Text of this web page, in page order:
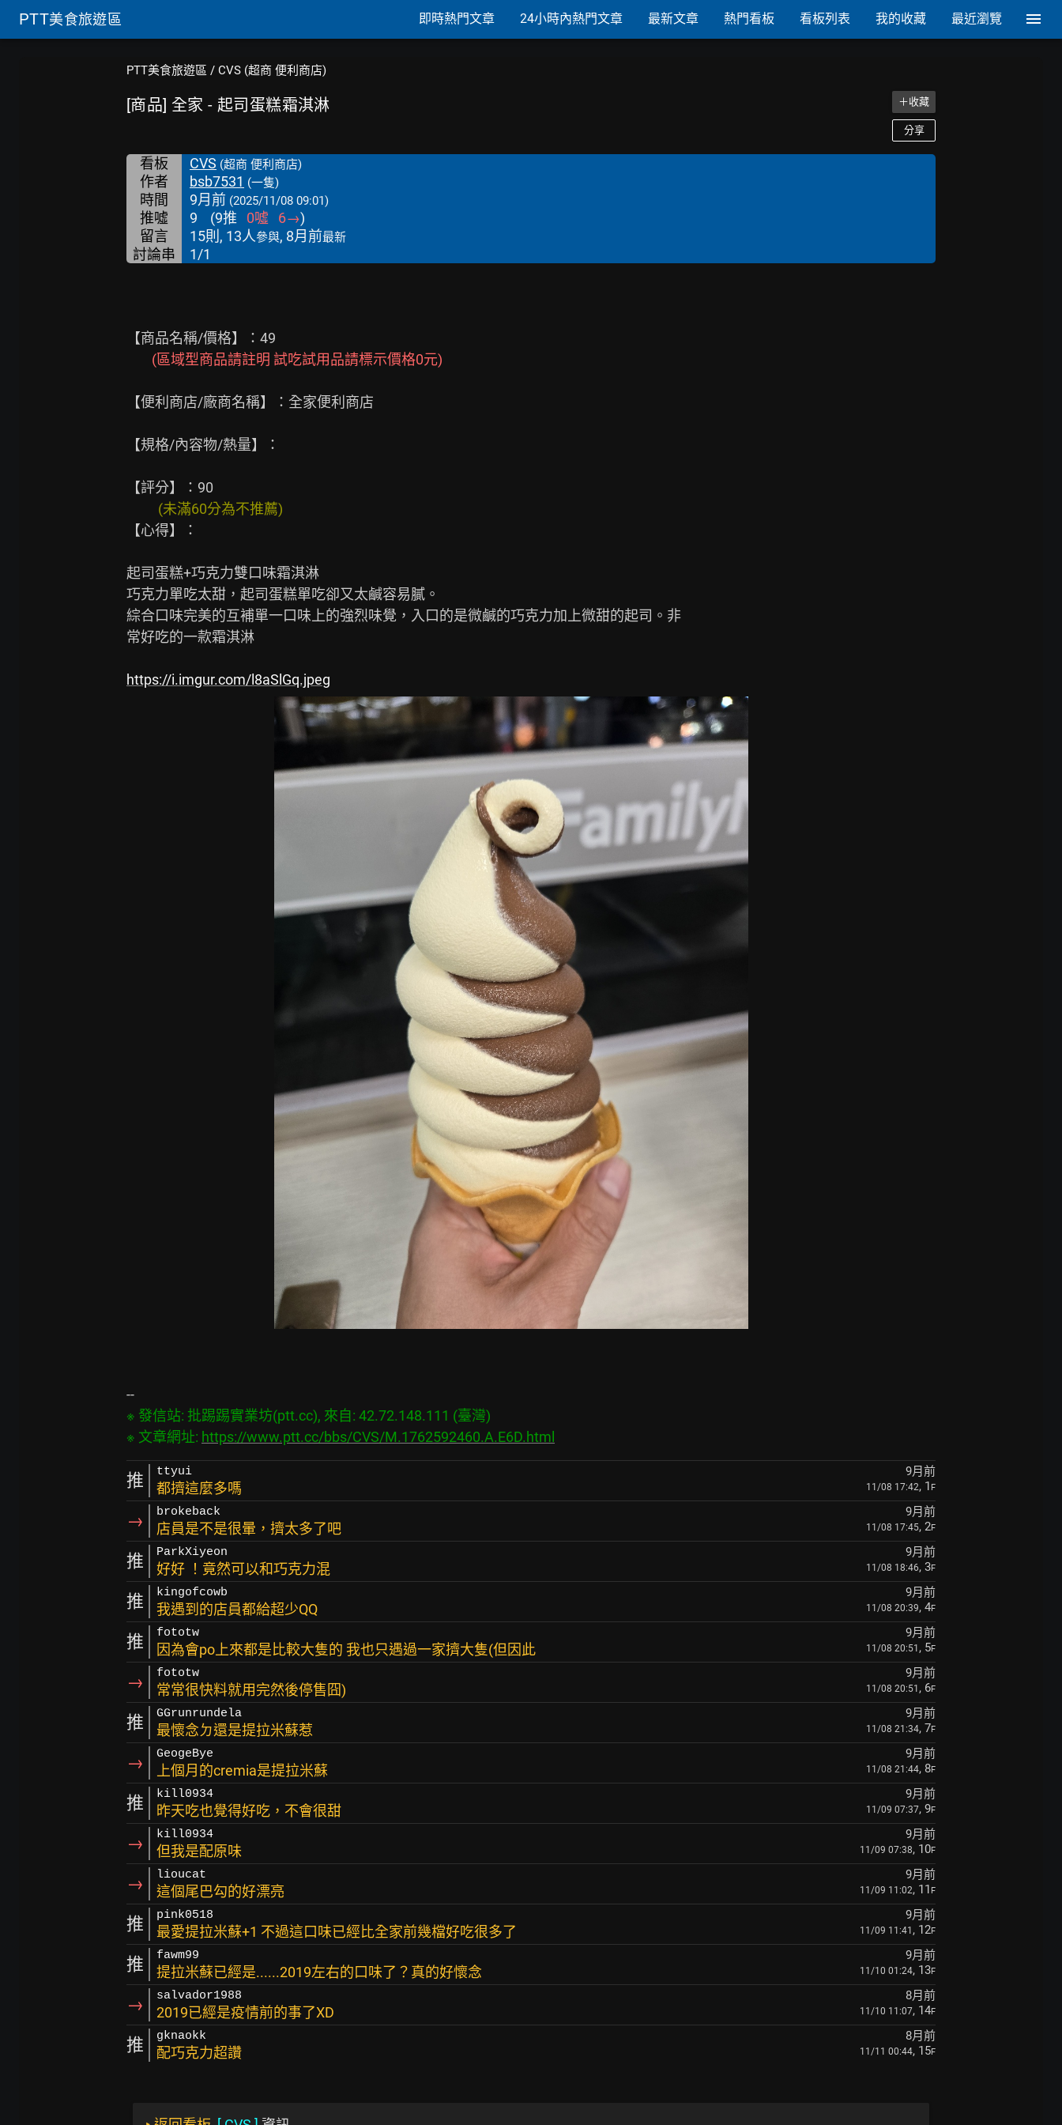
PTT美食旅遊區 即時熱門文章 24小時內熱門文章 最新文章 熱門看板 看板列表 我的收藏 最近瀏覽
PTT美食旅遊區 / CVS (超商 便利商店)
[商品] 全家 - 起司蛋糕霜淇淋 ＋收藏
分享
看板 CVS (超商 便利商店)
作者 bsb7531 (一隻)
時間 9月前 (2025/11/08 09:01)
推噓 9 (9推 0噓 6→)
留言
15則, 13人參與, 8月前最新
討論串 1/1
【商品名稱/價格】：49
(區域型商品請註明 試吃試用品請標示價格0元)
【便利商店/廠商名稱】：全家便利商店
【規格/內容物/熱量】：
          (未滿60分為不推薦)
【心得】：
起司蛋糕+巧克力雙口味霜淇淋
巧克力單吃太甜，起司蛋糕單吃卻又太鹹容易膩。
綜合口味完美的互補單一口味上的強烈味覺，入口的是微鹹的巧克力加上微甜的起司。非
常好吃的一款霜淇淋
https://i.imgur.com/l8aSlGq.jpeg
※ 發信站: 批踢踢實業坊(ptt.cc), 來自: 42.72.148.111 (臺灣)
※ 文章網址: https://www.ptt.cc/bbs/CVS/M.1762592460.A.E6D.html
推 ttyui 9月前
都擠這麼多嗎 11/08 17:42, 1 F
→ brokeback 9月前
店員是不是很暈，擠太多了吧 11/08 17:45, 2F
推 ParkXiyeon 9月前
好好 ！竟然可以和巧克力混 11/08 18:46, 3F
推 kingofcowb 9月前
我遇到的店員都給超少QQ 11/08 20:39, 4F
推 fototw 9月前
因為會po上來都是比較大隻的 我也只遇過一家擠大隻(但因此 11/08 20:51 , 5F
→ fototw 9月前
常常很快料就用完然後停售囧) 11/08 20:51 , 6F
推 GGrunrundela 9月前
最懷念ㄉ還是提拉米蘇惹 11/08 21:34, 7F
→ GeogeBye 9月前
上個月的cremia是提拉米蘇 11/08 21:44, 8F
推 kill0934 9月前
昨天吃也覺得好吃，不會很甜 11/09 07:37, 9F
→ kill0934 9月前
但我是配原味 11/09 07:38, 10F
→ lioucat 9月前
這個尾巴勾的好漂亮 11/09 11:02, 11 F
推 pink0518 9月前
最愛提拉米蘇+1 不過這口味已經比全家前幾檔好吃很多了 11/09 11:41 , 12F
推 fawm99 9月前
提拉米蘇已經是......2019左右的口味了？真的好懷念 11/10 01:24, 13F
→ salvador1988 8月前
2019已經是疫情前的事了XD 11/10 11:07, 14F
推 gknaokk 8月前
配巧克力超讚 11/11 00:44, 15F